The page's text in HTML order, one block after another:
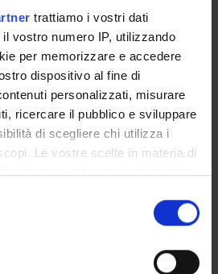
trattiamo i vostri dati
vostro numero IP, utilizzando
per memorizzare e accedere
dispositivo al fine di
personalizzati, misurare
ricercare il pubblico e sviluppare
di scegliere chi utilizza i
Le vostre scelte in materia di
solo su questa proprietà digitale
proprio consenso in qualsiasi
sui cookie o facendo clic